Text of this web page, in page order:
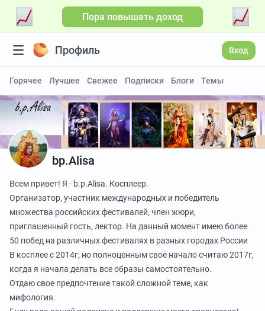
Пора повышать доход
Профиль Вход
Горячее Лучшее Свежее Подписки Блоги Темы
bp.Alisa
Всем привет! Я - b.p.Alisa. Косплеер.
Организатор, участник международных и победитель
множества российских фестивалей, член жюри,
приглашенный гость, лектор. На данный момент имею более
50 побед на различных фестивалях в разных городах России
В косплее с 2014г, но полноценным своё начало считаю 2017г,
когда я начала делать все образы самостоятельно.
Отдаю свое предпочтение такой сложной теме, как
мифология.